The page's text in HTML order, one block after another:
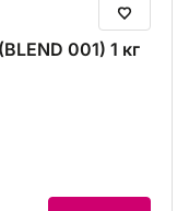
001) 1 кг